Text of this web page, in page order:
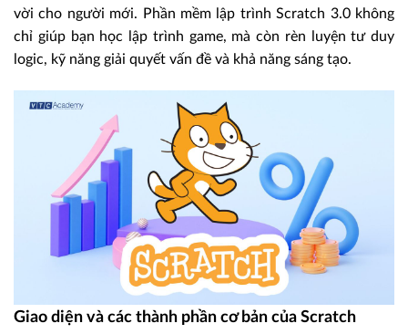
vời cho người mới. Phần mềm lập trình Scratch 3.0 không
chỉ giúp bạn học lập trình game, mà còn rèn luyện tư duy
logic, kỹ năng giải quyết vấn đề và khả năng sáng tạo.
Giao diện và các thành phần cơ bản của Scratch